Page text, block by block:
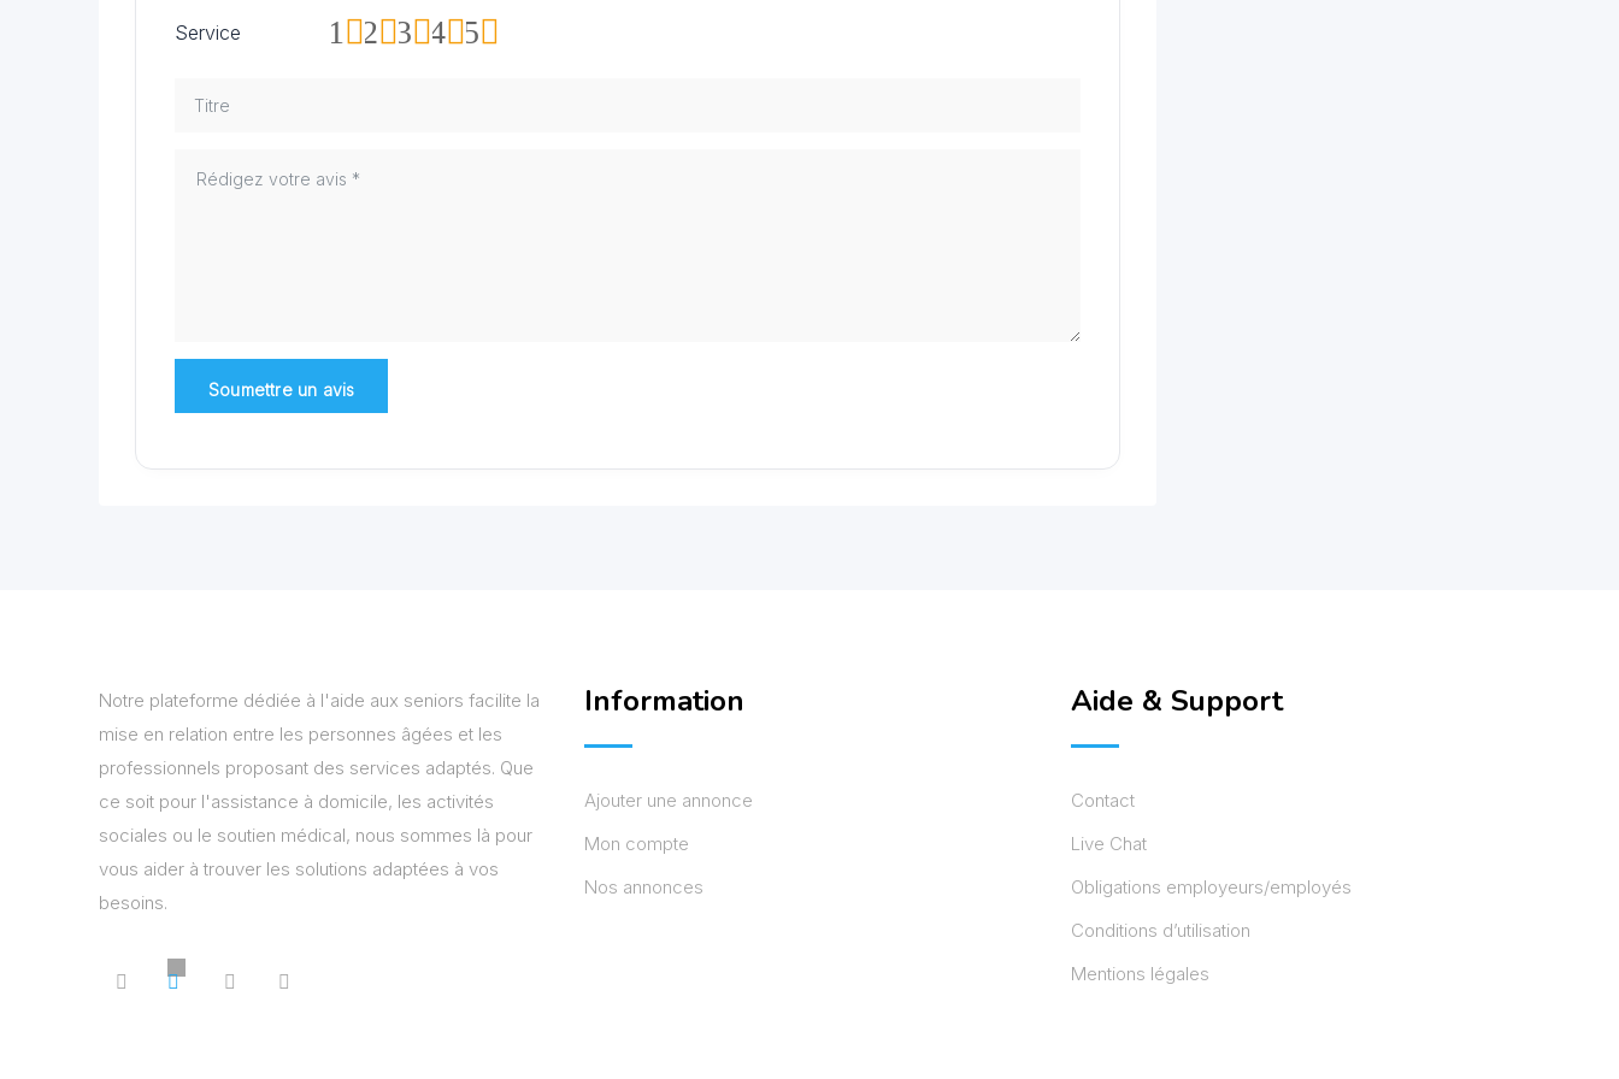
Service 5
4
3
2
1
Notre plateforme dédiée à l'aide aux seniors facilite la
mise en relation entre les personnes âgées et les
professionnels proposant des services adaptés. Que
ce soit pour l'assistance à domicile, les activités
sociales ou le soutien médical, nous sommes là pour
vous aider à trouver les solutions adaptées à vos
besoins.
Information
Ajouter une annonce
Mon compte
Nos annonces
Aide & Support
Contact
Live Chat
Obligations employeurs/employés
Conditions d’utilisation
Mentions légales